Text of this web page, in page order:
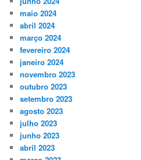
maio 2024
abril 2024
março 2024
fevereiro 2024
janeiro 2024
novembro 2023
outubro 2023
setembro 2023
agosto 2023
julho 2023
junho 2023
abril 2023